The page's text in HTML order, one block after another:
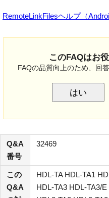
RemoteLinkFilesヘルプ（
このFAQはお
FAQの品質向上のため、回
はい
Q&A
番号
32469
この
Q&A
HDL-TA HDL-TA1
HDL-TA3 HDL-TA3/